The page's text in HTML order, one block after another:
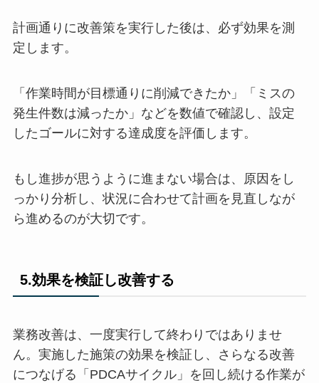
計画通りに改善策を実行した後は、必ず効果を測
定します。
「作業時間が目標通りに削減できたか」「ミスの
発生件数は減ったか」などを数値で確認し、設定
したゴールに対する達成度を評価します。
もし進捗が思うように進まない場合は、原因をし
っかり分析し、状況に合わせて計画を見直しなが
ら進めるのが大切です。
5.効果を検証し改善する
業務改善は、一度実行して終わりではありませ
ん。実施した施策の効果を検証し、さらなる改善
につなげる「PDCAサイクル」を回し続ける作業が